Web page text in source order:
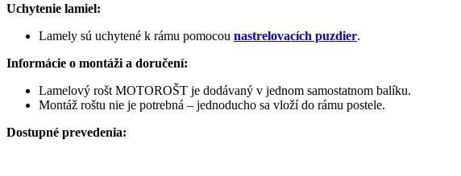
Uchytenie lamiel:
Lamely sú uchytené k rámu pomocou nastrelovacích puzdier.
Informácie o montáži a doručení:
Lamelový rošt MOTOROŠT je dodávaný v jednom samostatnom balíku.
Montáž roštu nie je potrebná – jednoducho sa vloží do rámu postele.
Dostupné prevedenia: